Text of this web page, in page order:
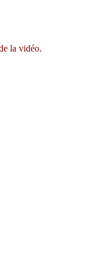
la vidéo.